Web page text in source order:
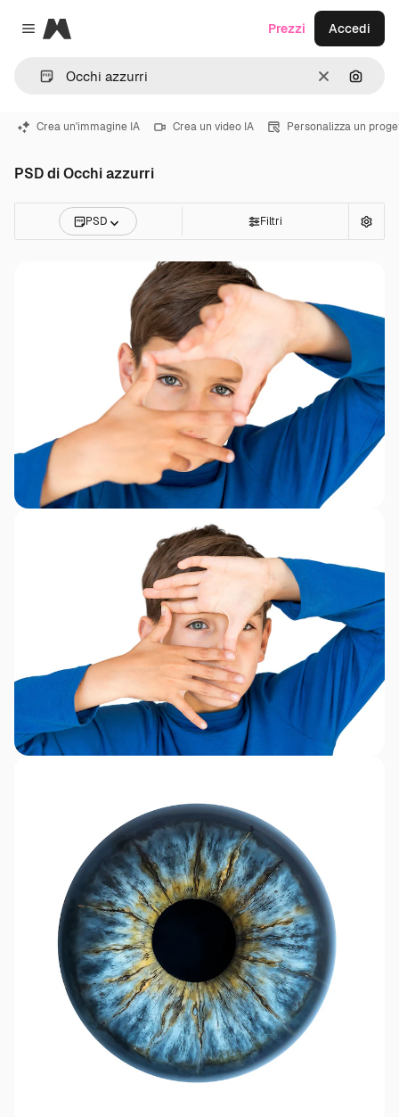
Close menu
Magnific
CancellaCerca
Prezzi Accedi
Crea un'immagine IA Crea un video IA Personalizza un
PSD di Occhi azzurri
PSD Filtri